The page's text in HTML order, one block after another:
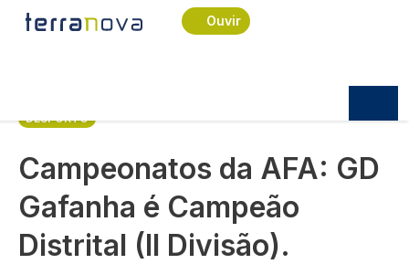
Passar para o conteúdo principal
Ouvir
Navegação estrutural
Início
Desporto
Campeonatos da AFA: GD Gafanha é Campeão
DESPORTO
Campeonatos da AFA: GD
Gafanha é Campeão
Distrital (II Divisão).